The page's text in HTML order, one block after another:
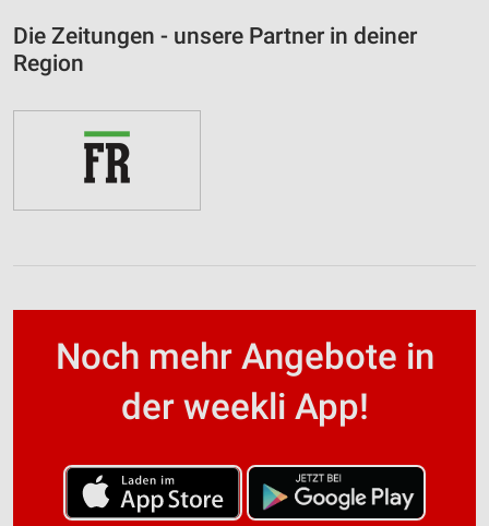
Die Zeitungen - unsere Partner in deiner
Region
Noch mehr Angebote in
der weekli App!